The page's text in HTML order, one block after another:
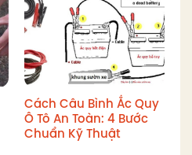
Cách Câu Bình Ắc Quy
Ô Tô An Toàn: 4 Bước
Chuẩn Kỹ Thuật